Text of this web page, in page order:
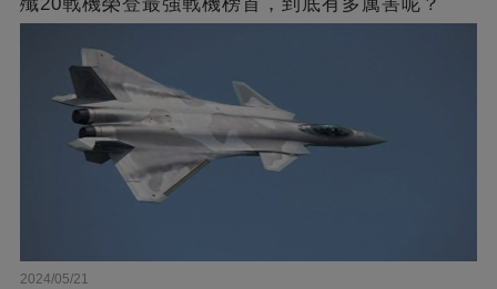
2024/05/21